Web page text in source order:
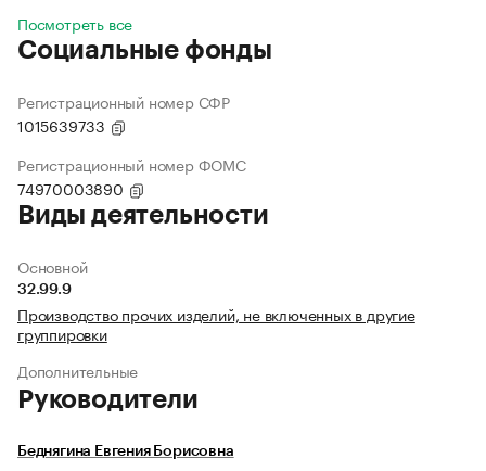
Посмотреть все
Социальные фонды
Регистрационный номер СФР
1015639733
Регистрационный номер ФОМС
74970003890
Виды деятельности
Основной
32.99.9
Производство прочих изделий, не включенных в другие
группировки
Дополнительные
Руководители
Беднягина Евгения Борисовна